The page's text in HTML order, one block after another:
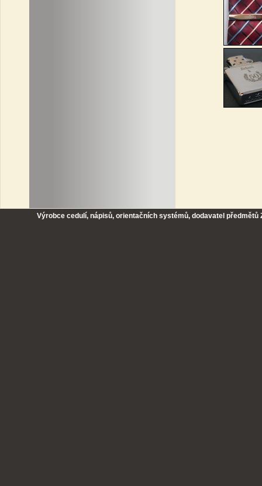
Výrobce cedulí, nápisů, orientačních systémů, dodavatel předmětů